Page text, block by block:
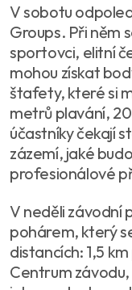
V sobotu
Groups. Při něm
sportovci, elitní
mohou získat
štafety, které si
metrů plavání,
účastníky čekají
zázemí, jaké
profesionálové
V neděli závodní
pohárem, který
distancích: 1,5
Centrum